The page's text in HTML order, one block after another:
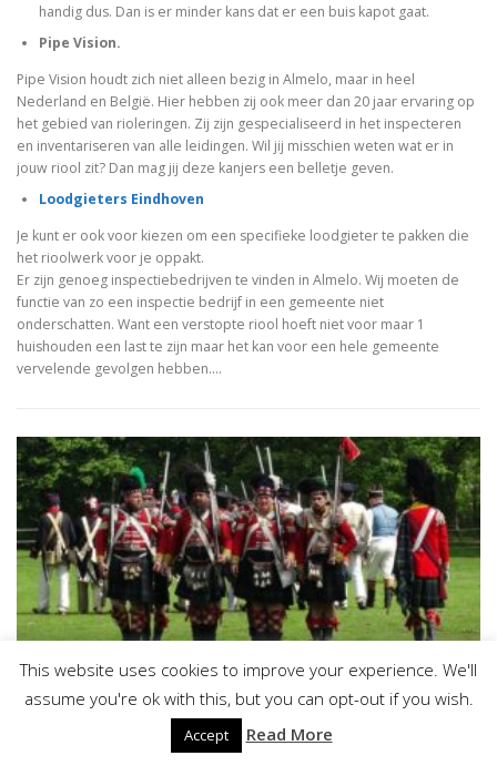
handig dus. Dan is er minder kans dat er een buis kapot gaat.
Pipe Vision.
Pipe Vision houdt zich niet alleen bezig in Almelo, maar in heel
Nederland en België. Hier hebben zij ook meer dan 20 jaar ervaring op
het gebied van rioleringen. Zij zijn gespecialiseerd in het inspecteren
en inventariseren van alle leidingen. Wil jij misschien weten wat er in
jouw riool zit? Dan mag jij deze kanjers een belletje geven.
Loodgieters Eindhoven
Je kunt er ook voor kiezen om een specifieke loodgieter te pakken die
het rioolwerk voor je oppakt.
Er zijn genoeg inspectiebedrijven te vinden in Almelo. Wij moeten de
functie van zo een inspectie bedrijf in een gemeente niet
onderschatten. Want een verstopte riool hoeft niet voor maar 1
huishouden een last te zijn maar het kan voor een hele gemeente
vervelende gevolgen hebben.…
Loodgietersbedrijven in en rondom
This website uses cookies to improve your experience. We'll
assume you're ok with this, but you can opt-out if you wish.
Accept Read More